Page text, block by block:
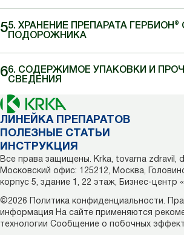
5. ХРАНЕНИЕ ПРЕПАРАТА ГЕРБИОН®
ПОДОРОЖНИКА
6. СОДЕРЖИМОЕ УПАКОВКИ И
СВЕДЕНИЯ
ЛИНЕЙКА ПРЕПАРАТОВ
ПОЛЕЗНЫЕ СТАТЬИ
ИНСТРУКЦИЯ
Все права защищены. Krka, tovarna zdravil,
Московский офис: 125212, Москва,
корпус 5, здание 1, 22 этаж, Бизнес-центр
©2026 Политика конфиденциальности.
информация На сайте применяются
технологии Сообщение о побочных